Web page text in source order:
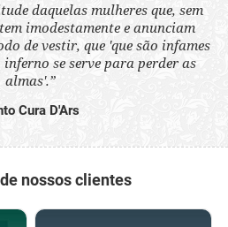
daquelas mulheres que, sem
imodestamente e anunciam
de vestir, que 'que são infames
se serve para perder as
almas'.”
Cura D'Ars
nossos clientes